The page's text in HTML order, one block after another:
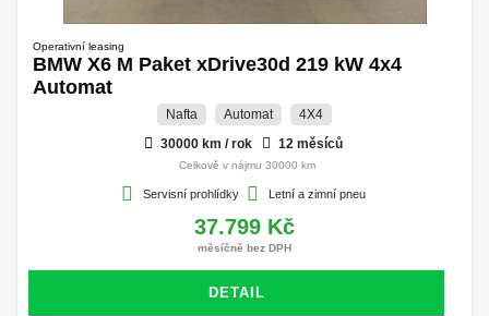
Operativní leasing
BMW X6 M Paket xDrive30d 219 kW 4x4
Automat
Nafta Automat
4X4
30000 km / rok
12 měsíců
Celkově v nájmu 30000 km
Servisní prohlídky Letní a zimní pneu
37.799 Kč
měsíčně bez DPH
DETAIL